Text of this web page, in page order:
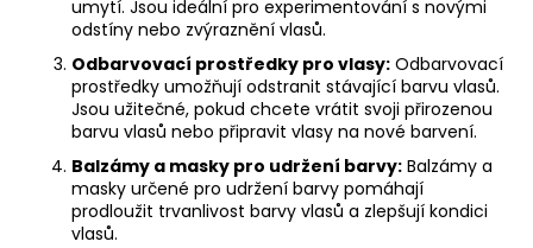
y
v
ý
p
i
s
u
umytí. Jsou ideální pro experimentování s novými
odstíny nebo zvýraznění vlasů.
Odbarvovací prostředky pro vlasy: Odbarvovací
prostředky umožňují odstranit stávající barvu vlasů.
Jsou užitečné, pokud chcete vrátit svoji přirozenou
barvu vlasů nebo připravit vlasy na nové barvení.
Balzámy a masky pro udržení barvy: Balzámy a
masky určené pro udržení barvy pomáhají
prodloužit trvanlivost barvy vlasů a zlepšují kondici
vlasů.